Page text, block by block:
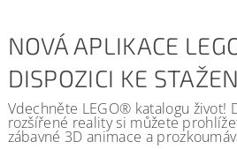
NOVÁ APLIKACE
DISPOZICI KE
Vdechněte LEGO® katalogu život!
rozšířené reality si můžete
zábavné 3D animace a